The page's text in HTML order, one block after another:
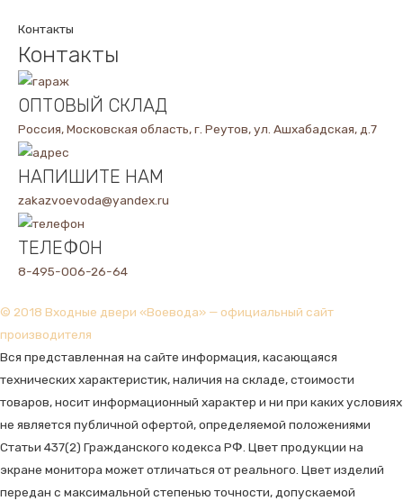
Контакты
Контакты
ОПТОВЫЙ СКЛАД
Россия, Московская область, г. Реутов, ул. Ашхабадская, д.7
НАПИШИТЕ НАМ
zakazvoevoda@yandex.ru
ТЕЛЕФОН
8-495-006-26-64
© 2018 Входные двери «Воевода» — официальный сайт
производителя
Вся представленная на сайте информация, касающаяся
технических характеристик, наличия на складе, стоимости
товаров, носит информационный характер и ни при каких условиях
не является публичной офертой, определяемой положениями
Статьи 437(2) Гражданского кодекса РФ. Цвет продукции на
экране монитора может отличаться от реального. Цвет изделий
передан с максимальной степенью точности, допускаемой